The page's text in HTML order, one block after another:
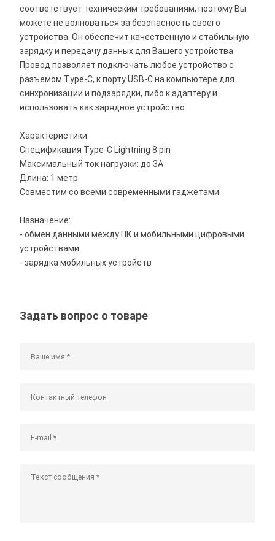
соответствует техническим требованиям, поэтому Вы
можете не волноваться за безопасность своего
устройства. Он обеспечит качественную и стабильную
зарядку и передачу данных для Вашего устройства.
Провод позволяет подключать любое устройство с
разъемом Type-C, к порту USB-C на компьютере для
синхронизации и подзарядки, либо к адаптеру и
использовать как зарядное устройство.
Характеристики:
Спецификация Type-C Lightning 8 pin
Максимальный ток нагрузки: до 3А
Длина: 1 метр
Совместим со всеми современными гаджетами
Назначение:
- обмен данными между ПК и мобильными цифровыми
устройствами.
- зарядка мобильных устройств
Задать вопрос о товаре